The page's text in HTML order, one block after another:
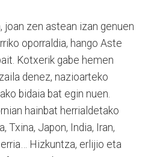
joan zen astean izan genuen
oporraldia, hango Aste
Kotxerik gabe hemen
denez, nazioarteko
bidaia bat egin nuen.
hainbat herrialdetako
Txina, Japon, India, Iran,
Hizkuntza, erlijio eta